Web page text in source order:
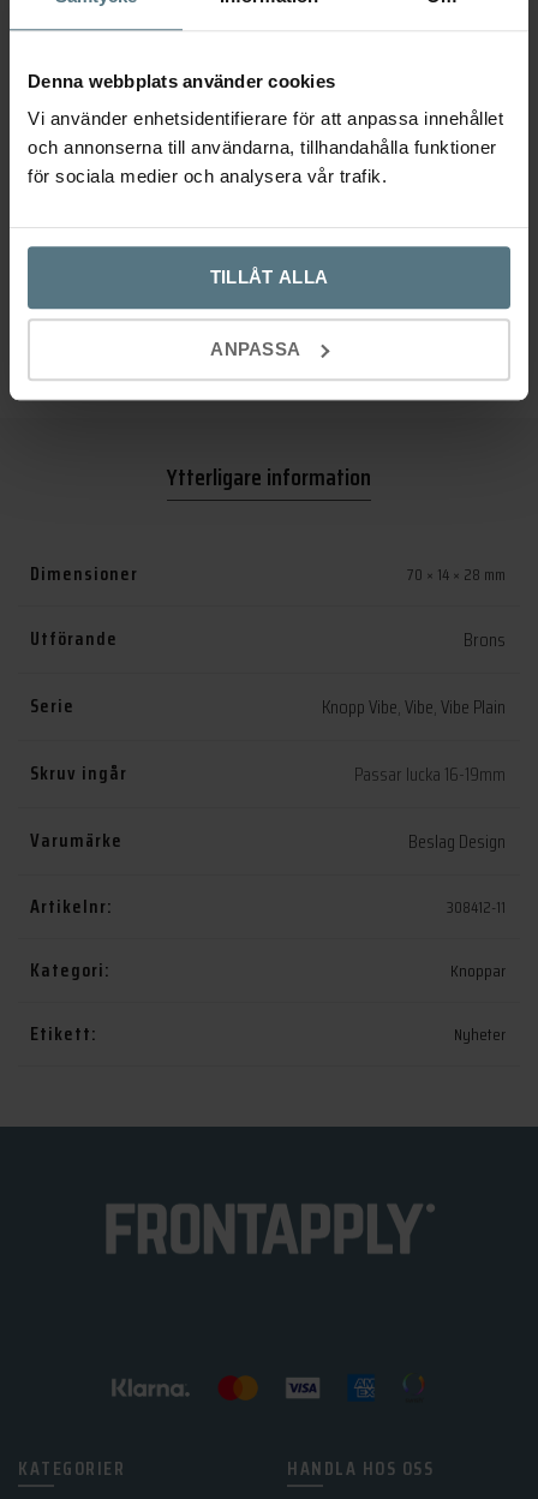
Denna webbplats använder cookies
Vi använder enhetsidentifierare för att anpassa innehållet
och annonserna till användarna, tillhandahålla funktioner
för sociala medier och analysera vår trafik.
TILLÅT ALLA
ANPASSA
Handtag Vibe Plain mörk brons
Lägg till i varukorg
Handtag Vibe Plain mörk brons
Lägg till i varukorg
Ytterligare information
Dimensioner 70 × 14 × 28 mm
Utförande Brons
Serie Knopp Vibe,Vibe,Vibe Plain
Skruv ingår Passar lucka 16-19mm
Varumärke Beslag Design
Artikelnr: 308412-11
Kategori: Knoppar
Etikett: Nyheter
KATEGORIER HANDLA HOS OSS